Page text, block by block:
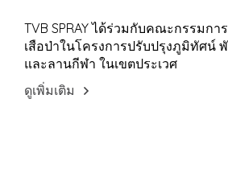
TVB SPRAY ได้ร่วมกับคณะกรรมก
เสือป่าในโครงการปรับปรุงภูมิทัศน์
และลานกีฬา ในเขตประเวศ
ดูเพิ่มเติม